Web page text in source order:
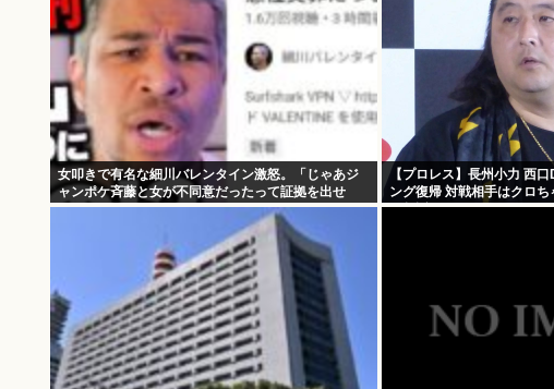
女叩きで有名な細川バレンタイン激怒。「じゃあジ
ャンポケ斉藤と女が不同意だったって証拠を出せ
よ！！！」
【プロレス】長州小力 西
ング復帰 対戦相手はクロ
不起訴に